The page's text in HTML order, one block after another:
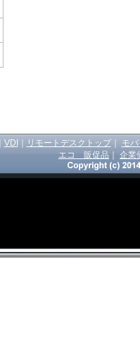
VDI リモートデスクトップ｜
モ
エコ 販促品
企業